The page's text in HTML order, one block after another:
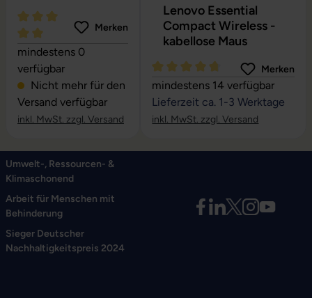
Durchschnittliche Bewertung von 5 von 5 Sternen
Merken
mindestens 0
verfügbar
Nicht mehr für den
Versand verfügbar
inkl. MwSt. zzgl. Versand
Lenovo Essential
Compact Wireless -
kabellose Maus
Durchschnittliche Bewertung
Merken
mindestens 14 verfügbar
Lieferzeit ca. 1-3 Werktage
inkl. MwSt. zzgl. Versand
Umwelt-, Ressourcen- &
Klimaschonend
Arbeit für Menschen mit
Behinderung
Sieger Deutscher
Nachhaltigkeitspreis 2024